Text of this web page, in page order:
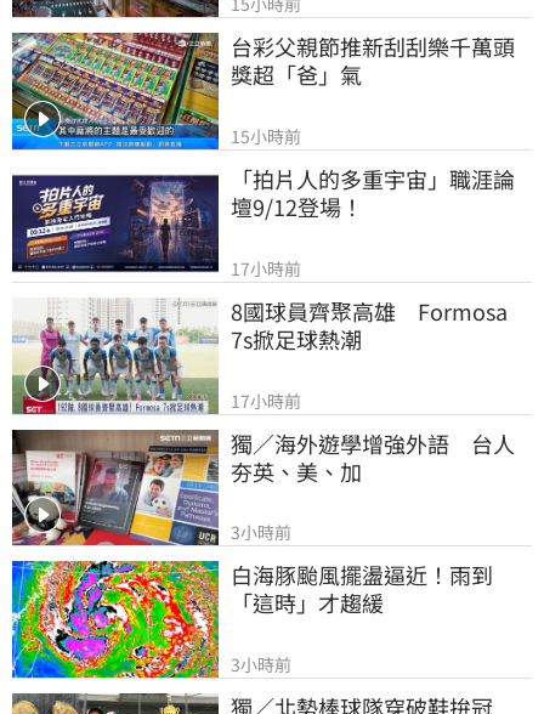
台彩父親節推新刮刮樂千萬頭
獎超「爸」氣
15小時前
「拍片人的多重宇宙」職涯論
壇9/12登場！
17小時前
8國球員齊聚高雄　Formosa
7s掀足球熱潮
17小時前
獨／海外遊學增強外語　台人
夯英、美、加
3小時前
白海豚颱風擺盪逼近！雨到
「這時」才趨緩
3小時前
獨／北勢棒球隊穿破鞋拚冠